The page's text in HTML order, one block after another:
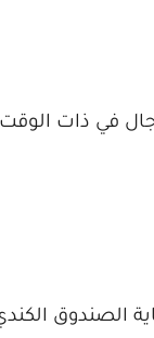
في ذات
الصندوق